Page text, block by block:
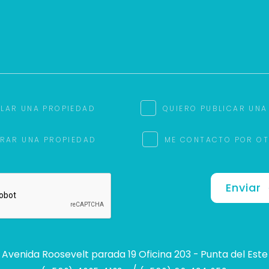
UNA PROPIEDAD QUIERO PUBLICAR
UNA PROPIEDAD ME CONTACTO POR
Enviar
Avenida Roosevelt parada 19 Oficina 203 - Punta del Este